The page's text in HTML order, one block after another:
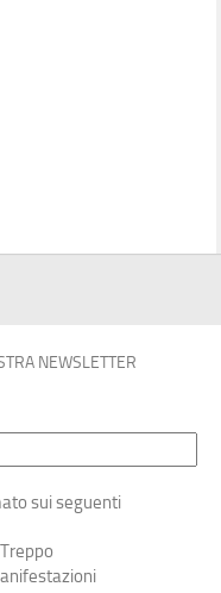
NEWSLETTER
sui seguenti